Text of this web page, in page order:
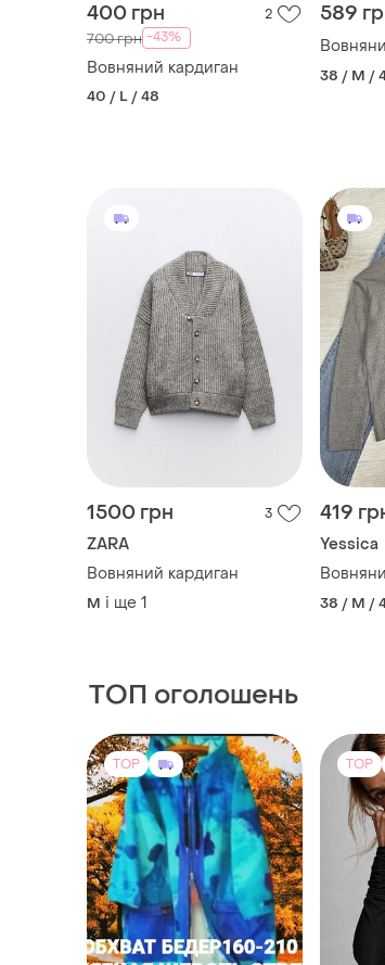
400 грн 2
700 грн -43%
Вовняний кардиган
40 / L / 48
589
38 / M /
1500 грн 3
ZARA
Вовняний кардиган
M і ще 1
419
Yessica
38 / M /
ТОП оголошень
TOP TOP